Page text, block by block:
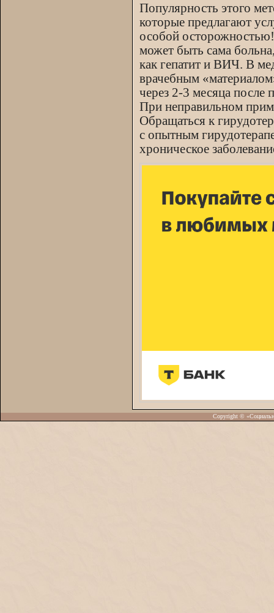
Популярность этого
которые предлагают
особой
может быть сама
как гепатит и ВИЧ. В
врачебным
через 2-3 месяца после
При неправильном
Обращаться к
с опытным
хроническое
Copyright ©